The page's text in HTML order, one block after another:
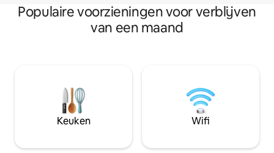
Populaire voorzieningen voor verblijven
van een maand
Keuken Wifi